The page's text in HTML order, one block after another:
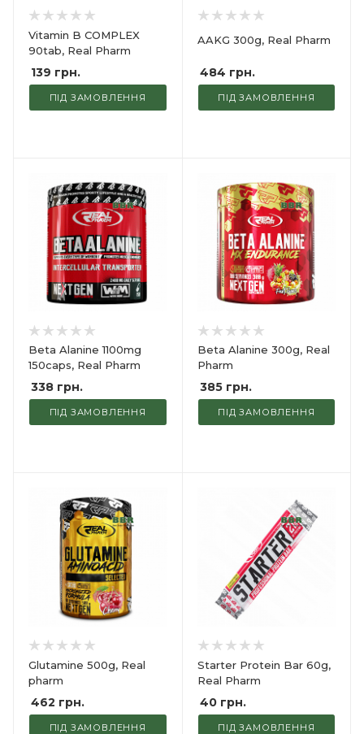
Vitamin B COMPLEX
90tab, Real Pharm
139 грн.
ПІД ЗАМОВЛЕННЯ
AAKG 300g, Real Pharm
484 грн.
ПІД ЗАМОВЛЕННЯ
Beta Alanine 1100mg
150caps, Real Pharm
338 грн.
ПІД ЗАМОВЛЕННЯ
Beta Alanine 300g, Real
Pharm
385грн.
ПІД ЗАМОВЛЕННЯ
Glutamine 500g, Real
pharm
462 грн.
ПІД ЗАМОВЛЕННЯ
Starter Protein Bar 60g,
Real Pharm
40грн.
ПІД ЗАМОВЛЕННЯ